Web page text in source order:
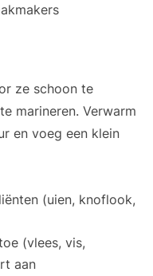
ze schoon te
marineren. Verwarm
en voeg een klein
(uien, knoflook,
(vlees, vis,
aan